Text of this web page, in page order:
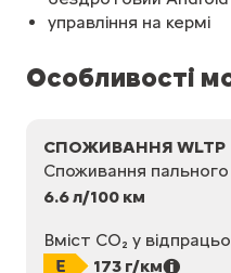
управління на кермі
Особливості
СПОЖИВАННЯ WLTP
Споживання пального
6.6 л/100 км
Вміст CO₂ у
173 г/км